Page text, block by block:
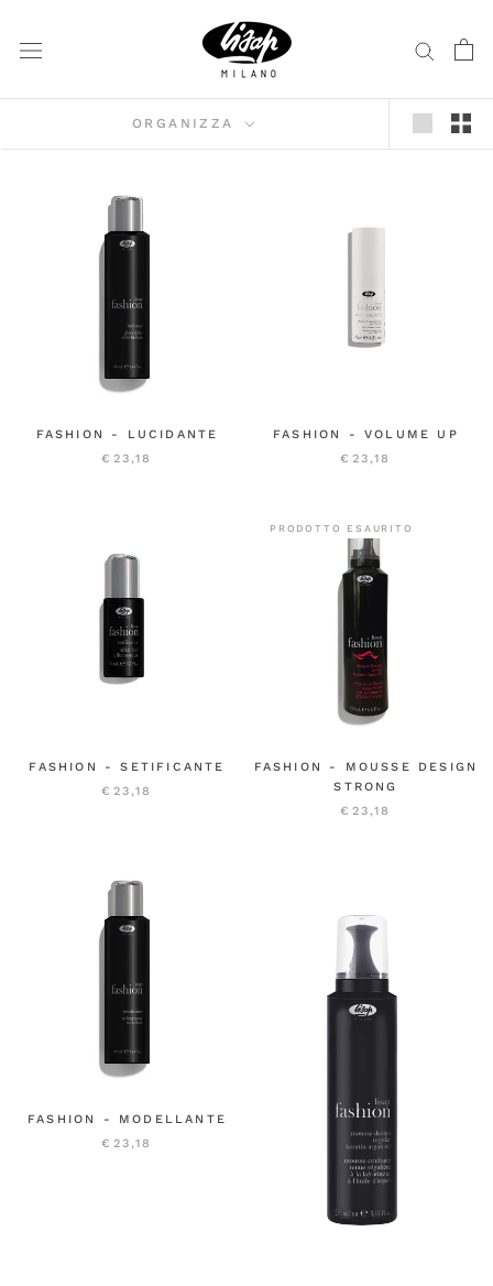
contenuto
ORGANIZZA
FASHION - LUCIDANTE
€23,18
FASHION - VOLUME UP
€23,18
FASHION - SETIFICANTE
€23,18
PRODOTTO ESAURITO
FASHION - MOUSSE DESIGN
STRONG
€23,18
FASHION - MODELLANTE
€23,18